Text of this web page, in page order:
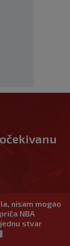
nisam mogao
NBA
stvar